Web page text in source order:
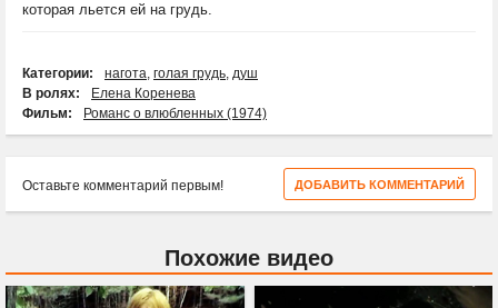
которая льется ей на грудь.
Категории: нагота, голая грудь, душ
В ролях:
Елена Коренева
Фильм:
Романс о влюбленных (1974)
ДОБАВИТЬ КОММЕНТАРИЙ
Оставьте комментарий первым!
Похожие видео